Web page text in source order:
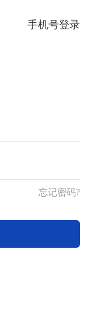
手机号登录
忘记密码?